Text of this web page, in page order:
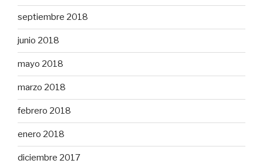
septiembre 2018
junio 2018
mayo 2018
marzo 2018
febrero 2018
enero 2018
diciembre 2017